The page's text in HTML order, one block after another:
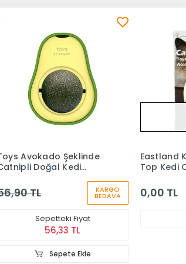
Avokado Şeklinde
Doğal Kedi
TL KARGO
BEDAVA
Sepetteki Fiyat
56,33 TL
Sepete Ekle
Eastland
Top Kedi
0,00 TL